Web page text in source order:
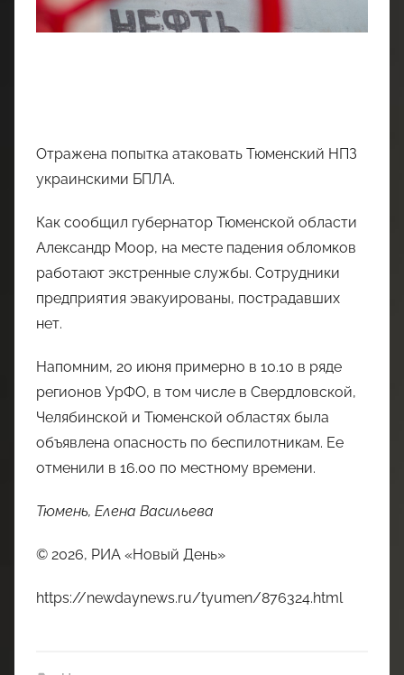
Отражена попытка атаковать Тюменский НПЗ
украинскими БПЛА.
Как сообщил губернатор Тюменской области
Александр Моор, на месте падения обломков
работают экстренные службы. Сотрудники
предприятия эвакуированы, пострадавших
нет.
Напомним, 20 июня примерно в 10.10 в ряде
регионов УрФО, в том числе в Свердловской,
Челябинской и Тюменской областях была
объявлена опасность по беспилотникам. Ее
отменили в 16.00 по местному времени.
Тюмень, Елена Васильева
© 2026, РИА «Новый День»
https://newdaynews.ru/tyumen/876324.html